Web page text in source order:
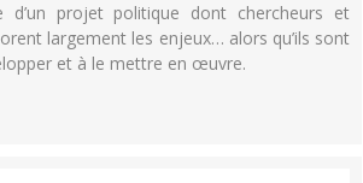
d’un projet politique dont chercheurs et
largement les enjeux… alors qu’ils sont
et à le mettre en œuvre.